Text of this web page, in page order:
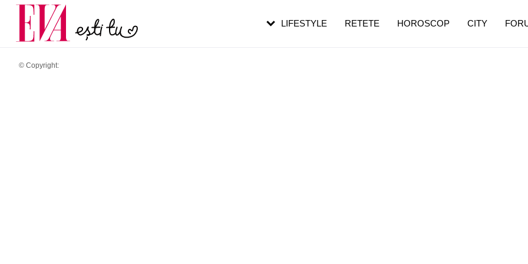
© Copyright:
LIFESTYLE RETETE HOROSCOP CITY
Carieră
Actualitate
pe măsură ce înaintezi în vârstă
de dureroasă este investigația